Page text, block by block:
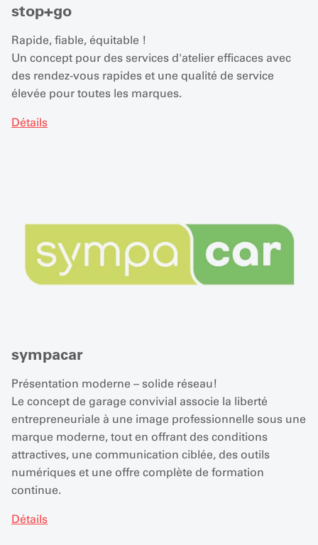
stop+go
Rapide, fiable, équitable !
Un concept pour des services d'atelier efficaces avec
des rendez-vous rapides et une qualité de service
élevée pour toutes les marques.
Détails
sympacar
Présentation moderne – solide réseau!
Le concept de garage convivial associe la liberté
entrepreneuriale à une image professionnelle sous une
marque moderne, tout en offrant des conditions
attractives, une communication ciblée, des outils
numériques et une offre complète de formation
continue.
Détails